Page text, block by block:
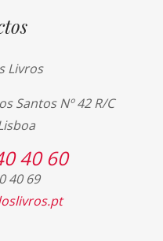
Livros
Santos Nº 42 R/C
40 60
40 69